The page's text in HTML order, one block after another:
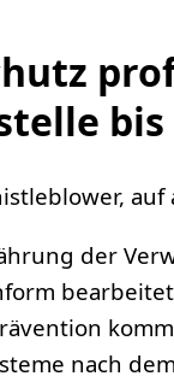
der
nach